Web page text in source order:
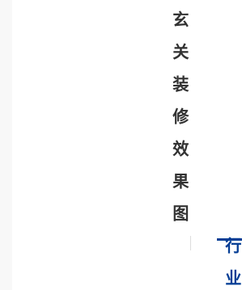
玄
关
装
修
效
果
图
行
业